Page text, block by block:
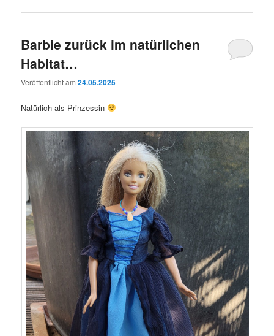
Barbie zurück im natürlichen
Habitat…
Veröffentlicht am24.05.2025
Natürlich als Prinzessin